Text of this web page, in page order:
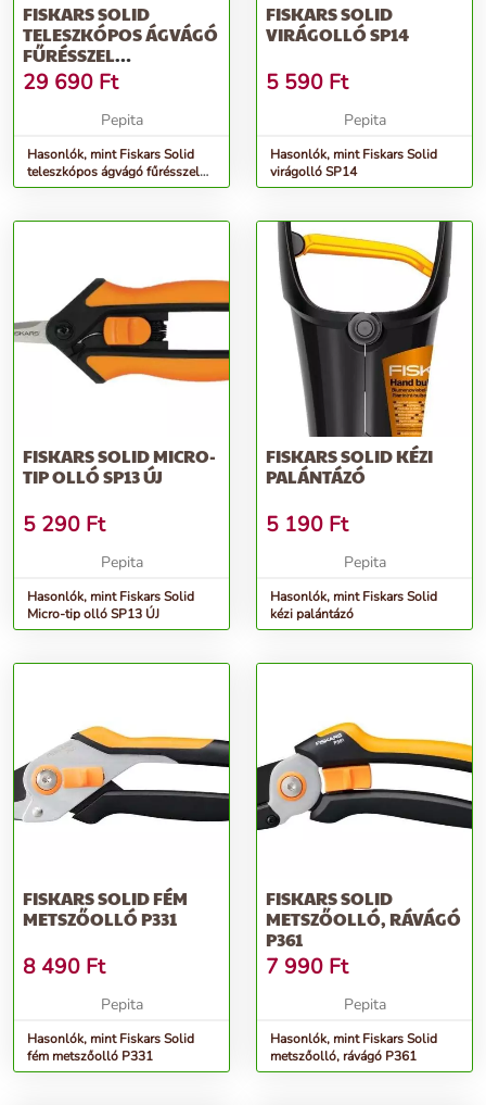
FISKARS SOLID
TELESZKÓPOS ÁGVÁGÓ
FŰRÉSSZEL
(HERNYÓZÓ OLLÓ)
29 690 Ft
Pepita
Hasonlók, mint Fiskars Solid
teleszkópos ágvágó fűrésszel
(hernyózó olló)
FISKARS SOLID
VIRÁGOLLÓ SP14
5 590 Ft
Pepita
Hasonlók, mint Fiskars Solid
virágolló SP14
FISKARS SOLID MICRO-
TIP OLLÓ SP13 ÚJ
5 290 Ft
Pepita
Hasonlók, mint Fiskars Solid
Micro-tip olló SP13 ÚJ
FISKARS SOLID KÉZI
PALÁNTÁZÓ
5 190 Ft
Pepita
Hasonlók, mint Fiskars Solid
kézi palántázó
FISKARS SOLID FÉM
METSZŐOLLÓ P331
8 490 Ft
Pepita
Hasonlók, mint Fiskars Solid
fém metszőolló P331
FISKARS SOLID
METSZŐOLLÓ, RÁVÁGÓ
P361
7 990 Ft
Pepita
Hasonlók, mint Fiskars Solid
metszőolló, rávágó P361